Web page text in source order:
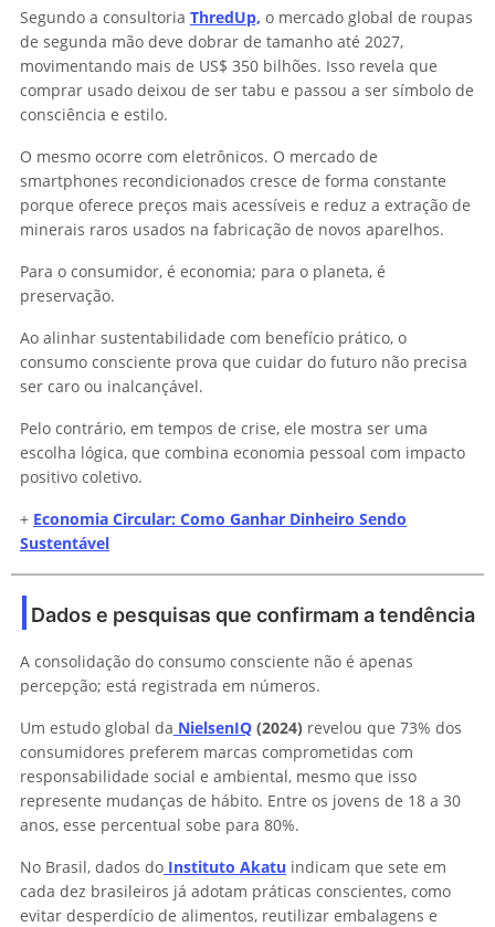
Segundo a consultoria ThredUp, o mercado global de roupas
de segunda mão deve dobrar de tamanho até 2027,
movimentando mais de US$ 350 bilhões. Isso revela que
comprar usado deixou de ser tabu e passou a ser símbolo de
consciência e estilo.
O mesmo ocorre com eletrônicos. O mercado de
smartphones recondicionados cresce de forma constante
porque oferece preços mais acessíveis e reduz a extração de
minerais raros usados na fabricação de novos aparelhos.
Para o consumidor, é economia; para o planeta, é
preservação.
Ao alinhar sustentabilidade com benefício prático, o
consumo consciente prova que cuidar do futuro não precisa
ser caro ou inalcançável.
Pelo contrário, em tempos de crise, ele mostra ser uma
escolha lógica, que combina economia pessoal com impacto
positivo coletivo.
+ Economia Circular: Como Ganhar Dinheiro Sendo
Sustentável
Dados e pesquisas que confirmam a tendência
A consolidação do consumo consciente não é apenas
percepção; está registrada em números.
Um estudo global da NielsenIQ (2024) revelou que 73% dos
consumidores preferem marcas comprometidas com
responsabilidade social e ambiental, mesmo que isso
represente mudanças de hábito. Entre os jovens de 18 a 30
anos, esse percentual sobe para 80%.
No Brasil, dados do Instituto Akatu indicam que sete em
cada dez brasileiros já adotam práticas conscientes, como
evitar desperdício de alimentos, reutilizar embalagens e